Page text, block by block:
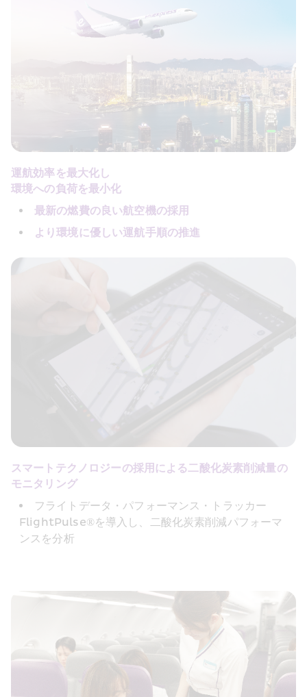
運航効率を最大化し
環境への負荷を最小化
最新の燃費の良い航空機の採用
より環境に優しい運航手順の推進
スマートテクノロジーの採用による二酸化炭素削減量の
モニタリング
フライトデータ・パフォーマンス・トラッカー
FlightPulse®を導入し、二酸化炭素削減パフォーマ
ンスを分析